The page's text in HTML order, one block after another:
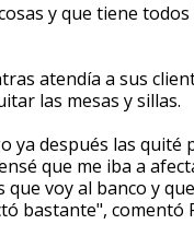
y que tiene
atendía a sus
las mesas y sillas.
ya después las
que me iba a
voy al banco y
bastante", comentó